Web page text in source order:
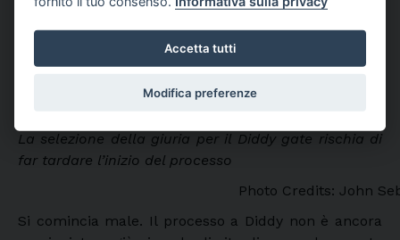
La selezione della giuria per il Diddy gate rischia di
far tardare l’inizio del processo
Photo Credits: John
Si comincia male. Il processo a Diddy non è ancora
Accetta tutti
Modifica preferenze